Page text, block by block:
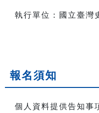
執行單位：國立臺灣
報名須知
個人資料提供告知事